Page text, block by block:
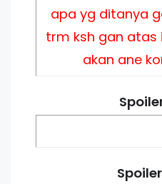
apa yg ditanya
trm ksh gan atas
akan ane
Spoiler